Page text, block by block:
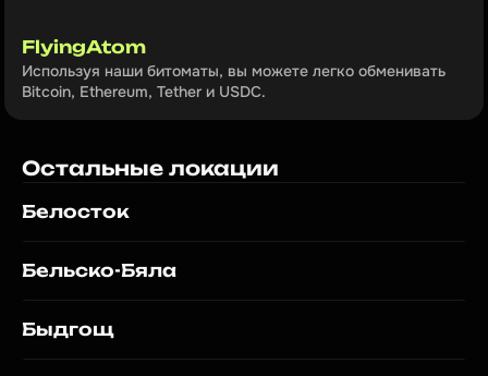
FlyingAtom
Используя наши битоматы, вы можете легко обменивать
Bitcoin, Ethereum, Tether и USDC.
Остальные локации
Белосток
Бельско-Бяла
Быдгощ